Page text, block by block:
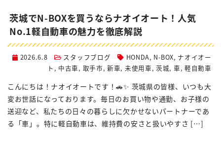
茨城でN-BOXを買うならナオイオート！人気
No.1軽自動車の魅力を徹底解説
2026.6.8 スタッフブログ HONDA, N-BOX, ナオイオー
ト , 中古車, 取手市,新車, 未使用車,茨城, 車, 軽自動車
こんにちは！ナオイオートです！🚗✨ 茨城県の皆様、いつも大
変お世話になっております。毎日のお買い物や通勤、お子様の
送迎など、私たちの日々の暮らしに欠かせないパートナーであ
る「車」。特に軽自動車は、維持費の安さと扱いやすさ […]